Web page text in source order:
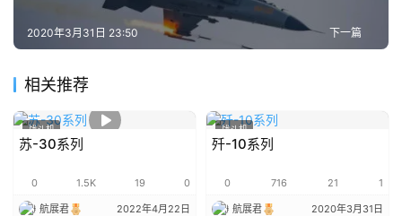
下一篇
2020年3月31日 23:50
相关推荐
战斗机
苏-30系列
0 1.5K 19 0
航展君 2022年4月22日
战斗机
歼-10系列
0 716 21 1
航展君 2020年3月31日